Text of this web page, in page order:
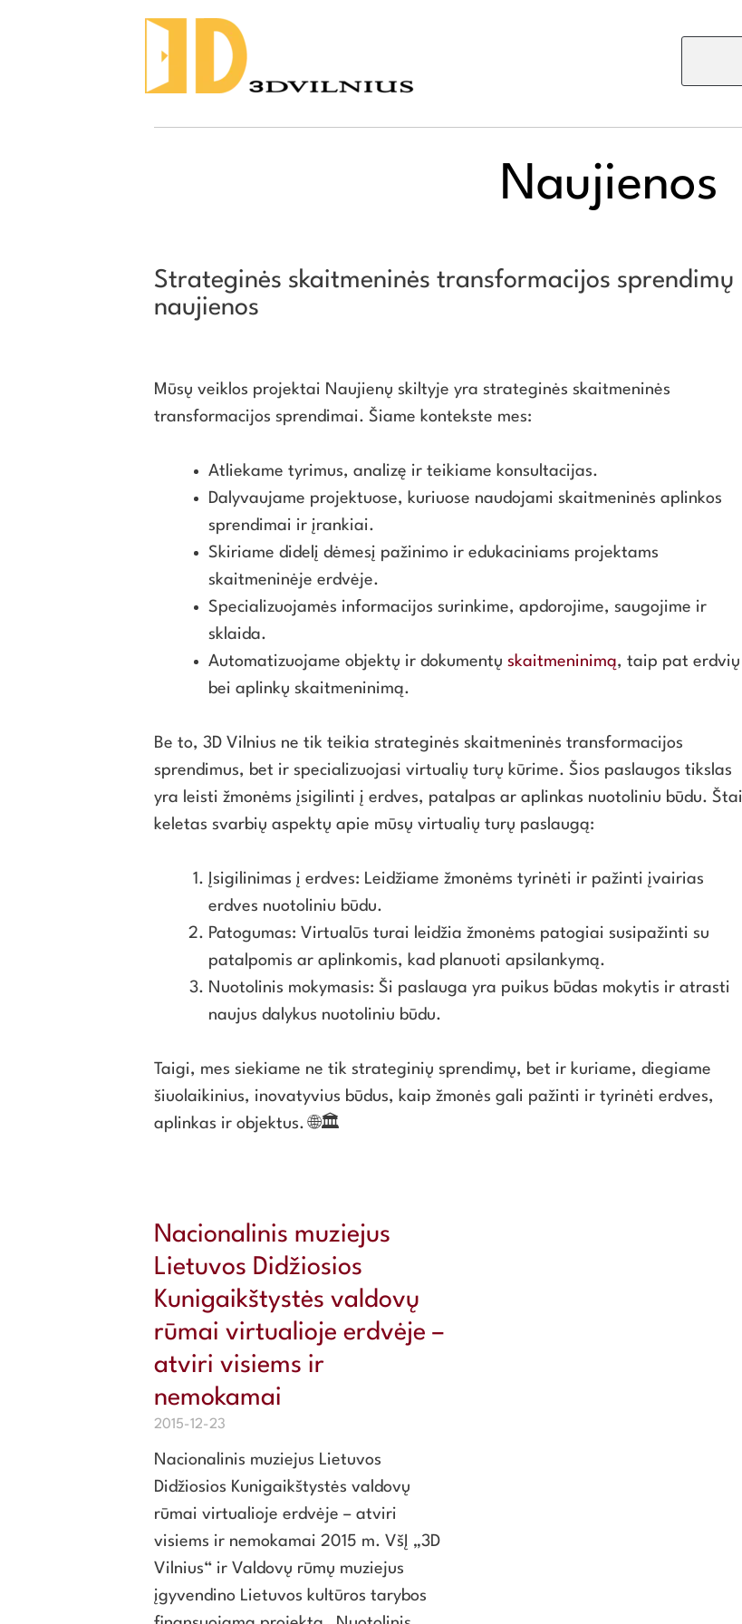
Naujienos
Strateginės skaitmeninės transformacijos sprendimų
naujienos
Mūsų veiklos projektai Naujienų skiltyje yra strateginės skaitmeninės
transformacijos sprendimai. Šiame kontekste mes:
Atliekame tyrimus, analizę ir teikiame konsultacijas.
Dalyvaujame projektuose, kuriuose naudojami skaitmeninės aplinkos
sprendimai ir įrankiai.
Skiriame didelį dėmesį pažinimo ir edukaciniams projektams
skaitmeninėje erdvėje.
Specializuojamės informacijos surinkime, apdorojime, saugojime ir
sklaida.
Automatizuojame objektų ir dokumentų skaitmeninimą, taip pat erdvių
bei aplinkų skaitmeninimą.
Be to, 3D Vilnius ne tik teikia strateginės skaitmeninės transformacijos
sprendimus, bet ir specializuojasi virtualių turų kūrime. Šios paslaugos tikslas
yra leisti žmonėms įsigilinti į erdves, patalpas ar aplinkas nuotoliniu būdu. Štai
keletas svarbių aspektų apie mūsų virtualių turų paslaugą:
Įsigilinimas į erdves: Leidžiame žmonėms tyrinėti ir pažinti įvairias
erdves nuotoliniu būdu.
Patogumas: Virtualūs turai leidžia žmonėms patogiai susipažinti su
patalpomis ar aplinkomis, kad planuoti apsilankymą.
Nuotolinis mokymasis: Ši paslauga yra puikus būdas mokytis ir atrasti
naujus dalykus nuotoliniu būdu.
Taigi, mes siekiame ne tik strateginių sprendimų, bet ir kuriame, diegiame
šiuolaikinius, inovatyvius būdus, kaip žmonės gali pažinti ir tyrinėti erdves,
aplinkas ir objektus. 🌐🏛️
Nacionalinis muziejus
Lietuvos Didžiosios
Kunigaikštystės valdovų
rūmai virtualioje erdvėje –
atviri visiems ir
nemokamai
2015-12-23
Nacionalinis muziejus Lietuvos
Didžiosios Kunigaikštystės valdovų
rūmai virtualioje erdvėje – atviri
visiems ir nemokamai 2015 m. VšĮ „3D
Vilnius“ ir Valdovų rūmų muziejus
įgyvendino Lietuvos kultūros tarybos